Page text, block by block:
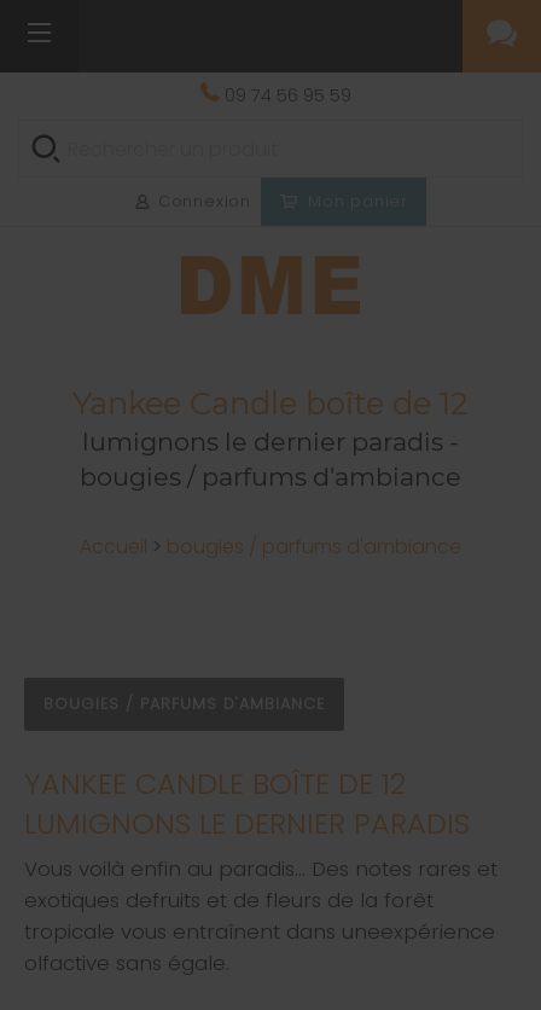
09 74 56 95 59
Connexion
Yankee Candle boîte de 12
lumignons le dernier paradis -
bougies / parfums d'ambiance
Accueil > bougies / parfums d'ambiance
BOUGIES / PARFUMS D'AMBIANCE
YANKEE CANDLE BOÎTE DE 12
LUMIGNONS LE DERNIER PARADIS
Vous voilà enfin au paradis… Des notes rares et
exotiques defruits et de fleurs de la forêt
tropicale vous entraînent dans uneexpérience
olfactive sans égale.